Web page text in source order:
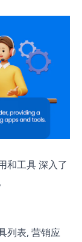
和工具 深入了
列表, 营销应